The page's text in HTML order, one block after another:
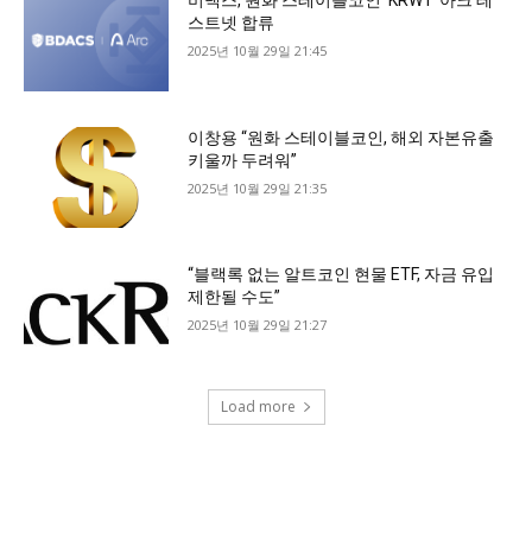
스트넷 합류
2025년 10월 29일 21:45
이창용 “원화 스테이블코인, 해외 자본유출
키울까 두려워”
2025년 10월 29일 21:35
“블랙록 없는 알트코인 현물 ETF, 자금 유입
제한될 수도”
2025년 10월 29일 21:27
Load more